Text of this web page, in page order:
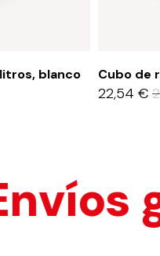
blanco Cubo de
22,54 €